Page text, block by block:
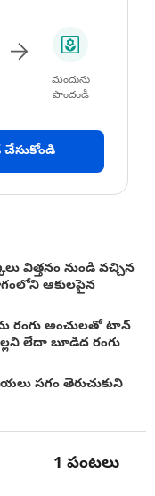
మందును
పొందండి
విత్తనం నుండి వచ్చిన
ఆకులపైన
రంగు అంచులతో టాన్
లేదా బూడిద రంగు
సగం తెరుచుకుని
1 పంటలు